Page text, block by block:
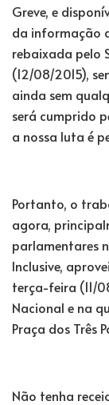
Greve, e
da informação
rebaixada pelo
(12/08/2015),
ainda sem
será cumprido
a nossa luta é
Portanto, o
agora,
parlamentares
Inclusive,
terça-feira (11/
Nacional e na
Praça dos Três
Não tenha